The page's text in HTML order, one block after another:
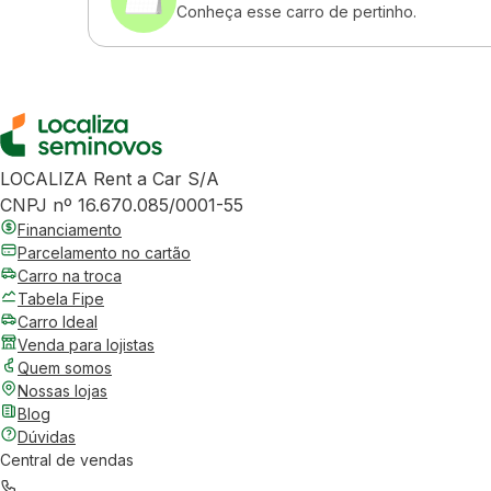
Conheça esse carro de pertinho.
LOCALIZA Rent a Car S/A
CNPJ nº 16.670.085/0001-55
Financiamento
Parcelamento no cartão
Carro na troca
Tabela Fipe
Carro Ideal
Venda para lojistas
Quem somos
Nossas lojas
Blog
Dúvidas
Central de vendas